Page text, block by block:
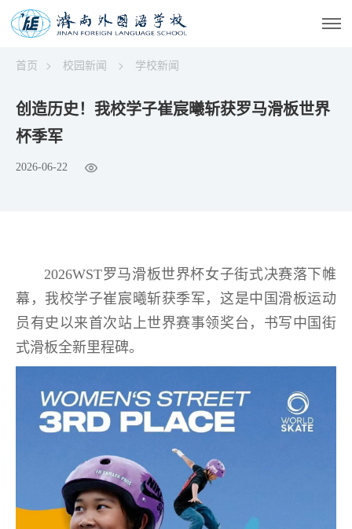
首页 > 校园新闻 > 学校新闻
创造历史！我校学子崔宸曦斩获罗马滑板世界
杯季军
2026-06-22
2026WST罗马滑板世界杯女子街式决赛落下帷
幕，我校学子崔宸曦斩获季军，这是中国滑板运动
员有史以来首次站上世界赛事领奖台，书写中国街
式滑板全新里程碑。